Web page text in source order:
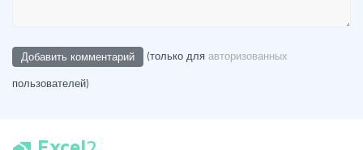
(только для авторизованных
пользователей)